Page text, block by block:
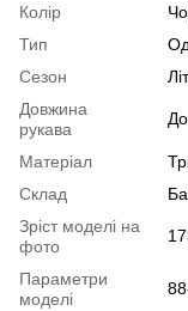
Колір
Тип
Сезон
Довжина
рукава
Матеріал
Склад
Зріст моделі на
фото
Параметри
моделі